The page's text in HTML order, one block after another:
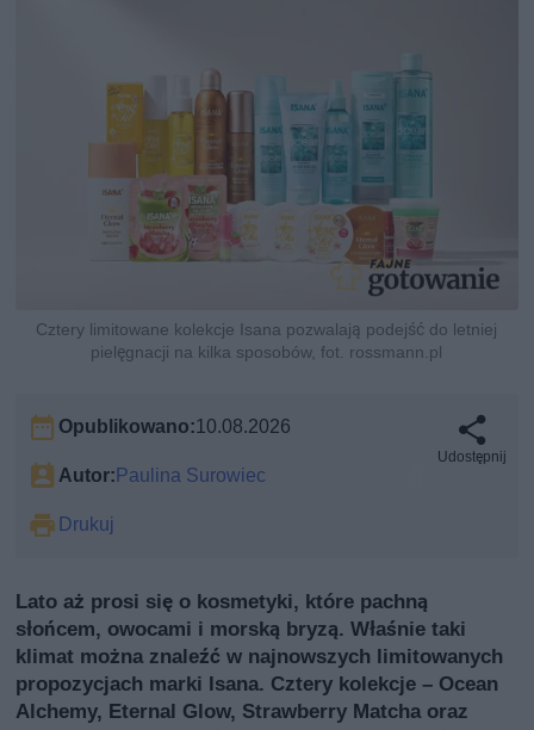
Cztery limitowane kolekcje Isana pozwalają podejść do letniej
pielęgnacji na kilka sposobów, fot. rossmann.pl
Opublikowano:10.08.2026
Autor: Paulina Surowiec
Drukuj
Udostępnij
Lato aż prosi się o kosmetyki, które pachną
słońcem, owocami i morską bryzą. Właśnie taki
klimat można znaleźć w najnowszych limitowanych
propozycjach marki Isana. Cztery kolekcje – Ocean
Alchemy, Eternal Glow, Strawberry Matcha oraz